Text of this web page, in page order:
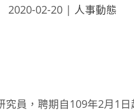
2020-02-20 | 人事動態
員，聘期自109年2月1日